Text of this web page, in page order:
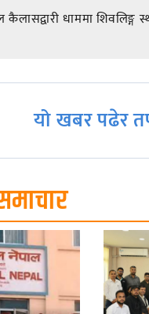
धाममा शिवलिङ्ग
यो खबर पढेर